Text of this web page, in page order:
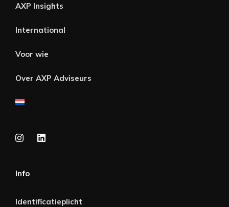
AXP Insights
International
Voor wie
Over AXP Adviseurs
Info
Identificatieplicht